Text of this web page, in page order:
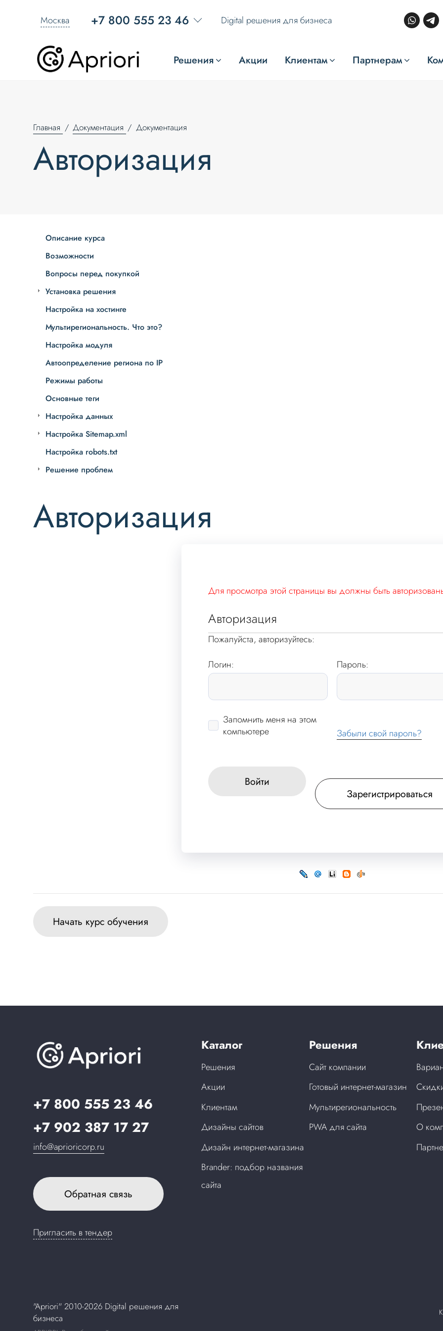
Москва +7 800 555 23 46 Digital решения для бизнеса
Решения Акции Клиентам Партнерам
Главная Документация Документация
Авторизация
Описание курса
Возможности
Вопросы перед покупкой
Установка решения
Настройка на хостинге
Мультирегиональность. Что это?
Настройка модуля
Автоопределение региона по IP
Режимы работы
Основные теги
Настройка данных
Настройка Sitemap.xml
Настройка robots.txt
Решение проблем
Авторизация
Для просмотра этой страницы вы должны быть
Авторизация
Пожалуйста, авторизуйтесь:
Логин:
Пароль:
Запомнить меня на этом
компьютере
Забыли свой пароль?
Войти
Зарегистрироваться
Начать курс обучения
+7 800 555 23 46
+7 902 387 17 27
info@aprioricorp.ru
Обратная связь
Пригласить в тендер
Каталог
Решения
Акции
Клиентам
Дизайны сайтов
Дизайн интернет-магазина
Brander: подбор названия
сайта
Решения
Сайт компании
Готовый интернет-магазин
Мультирегиональность
PWA для сайта
О
"Apriori" 2010-2026 Digital решения для
бизнеса